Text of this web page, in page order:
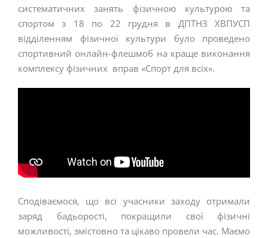
систематичних занять фізичною культурою та
спортом з 18 по 22 грудня в ДПТНЗ ХВПУСП
відділенням фізичної культури було проведено
спортивний онлайн-флешмоб на краще виконання
комплексу фізичних вправ «Спорт для всіх».
Сподіваємося, що всі учасники заходу отримали
заряд бадьорості, покращили свої фізичні
можливості, змістовно та цікаво провели час. Маємо